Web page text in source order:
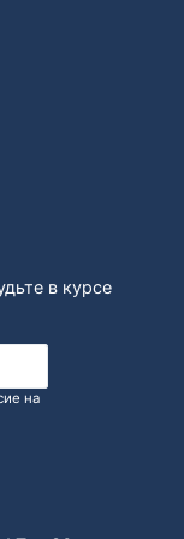
в то время
которая
современных
тщательно
формой
при котором
прилива
со
физической и
синдромом).
опухоль
медицины и
сводилось, в
покою —
в курсе
на